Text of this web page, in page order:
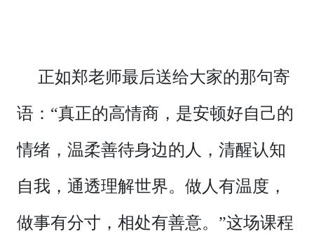
正如郑老师最后送给大家的那句寄
语：“真正的高情商，是安顿好自己的
情绪，温柔善待身边的人，清醒认知
自我，通透理解世界。做人有温度，
做事有分寸，相处有善意。”这场课程